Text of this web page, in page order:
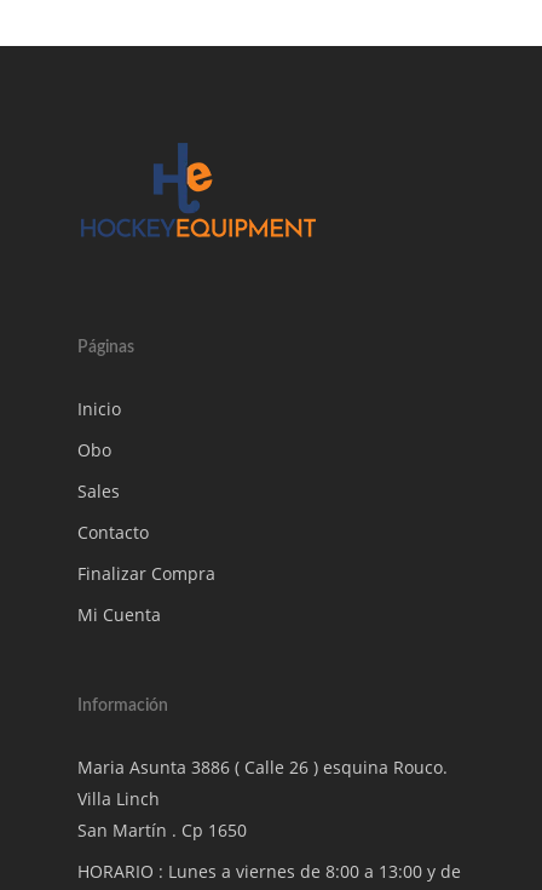
$102.850.$90.000.
Páginas
Inicio
Obo
Sales
Contacto
Finalizar Compra
Mi Cuenta
Información
Maria Asunta 3886 ( Calle 26 ) esquina Rouco.
Villa Linch
San Martín . Cp 1650
HORARIO : Lunes a viernes de 8:00 a 13:00 y de